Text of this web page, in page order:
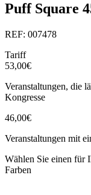
Puff Square
REF: 007478
Tariff
53,00€
Veranstaltungen, die
Kongresse
46,00€
Veranstaltungen mit
Wählen Sie einen für
Farben